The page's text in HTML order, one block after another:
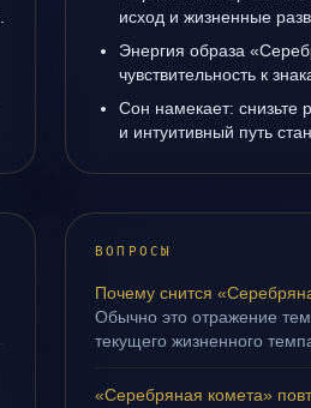
исход и жизненные
Энергия образа
чувствительность к
Сон намекает: снизьте
и интуитивный путь
ВОПРОСЫ
Почему снится
Обычно это отражение
текущего жизненного
«Серебряная комета»